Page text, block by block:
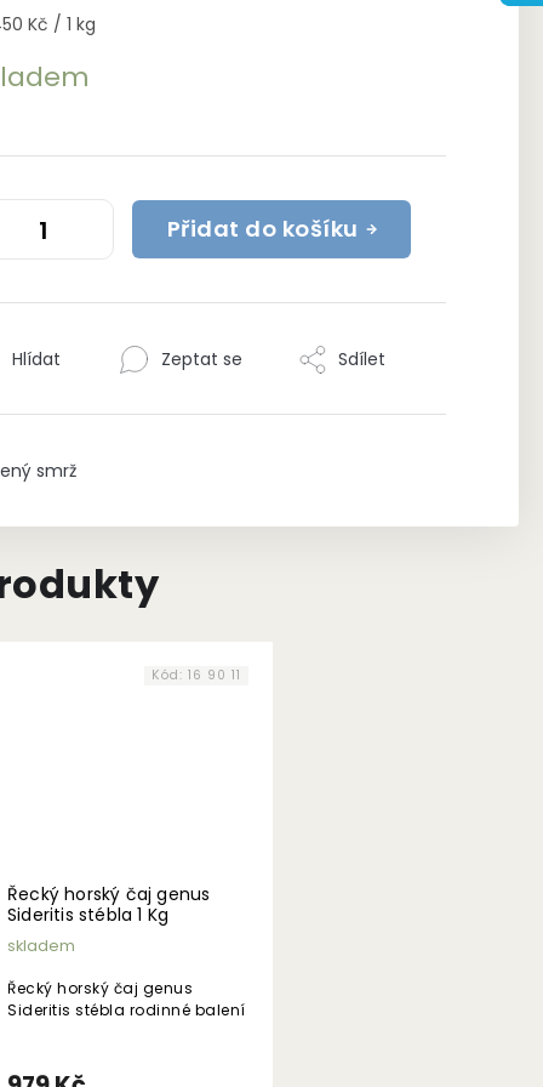
Kč / 1 kg
Přidat do košíku
smrž
Zeptat se
Hlídat Sdílet
Řecký horský čaj genus
Sideritis stébla 1 Kg
skladem
Řecký horský čaj genus
Sideritis stébla rodinné balení
Kód: 16 90 11